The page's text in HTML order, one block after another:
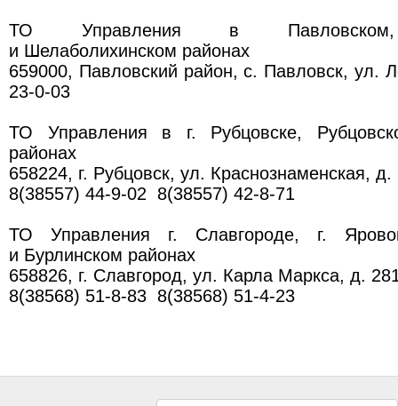
ТО Управления в Павловском,
и Шелаболихинском районах
659000, Павловский район, с. Павловск, ул.
23-0-03
ТО Управления в г. Рубцовске,
районах
658224, г. Рубцовск, ул. Краснознаменская, д.
8(38557) 44-9-02 8(38557) 42-8-71
ТО Управления г. Славгороде, г.
и Бурлинском районах
658826, г. Славгород, ул. Карла Маркса, д.
8(38568) 51-8-83 8(38568) 51-4-23